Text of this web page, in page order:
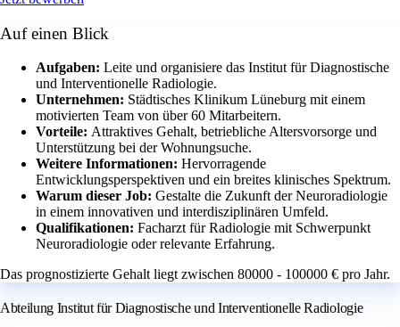
Auf einen Blick
Aufgaben: Leite und organisiere das Institut für Diagnostische
und Interventionelle Radiologie.
Unternehmen: Städtisches Klinikum Lüneburg mit einem
motivierten Team von über 60 Mitarbeitern.
Vorteile: Attraktives Gehalt, betriebliche Altersvorsorge und
Unterstützung bei der Wohnungsuche.
Weitere Informationen: Hervorragende
Entwicklungsperspektiven und ein breites klinisches Spektrum.
Warum dieser Job: Gestalte die Zukunft der Neuroradiologie
in einem innovativen und interdisziplinären Umfeld.
Qualifikationen: Facharzt für Radiologie mit Schwerpunkt
Neuroradiologie oder relevante Erfahrung.
Das prognostizierte Gehalt liegt zwischen 80000 - 100000 € pro Jahr.
Abteilung Institut für Diagnostische und Interventionelle Radiologie